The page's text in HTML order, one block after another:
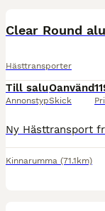
Clear Round alu
Hästtransporter
Till salu
Annonstyp
Oanvänd
Skick
Kinnarumma (71.1km)